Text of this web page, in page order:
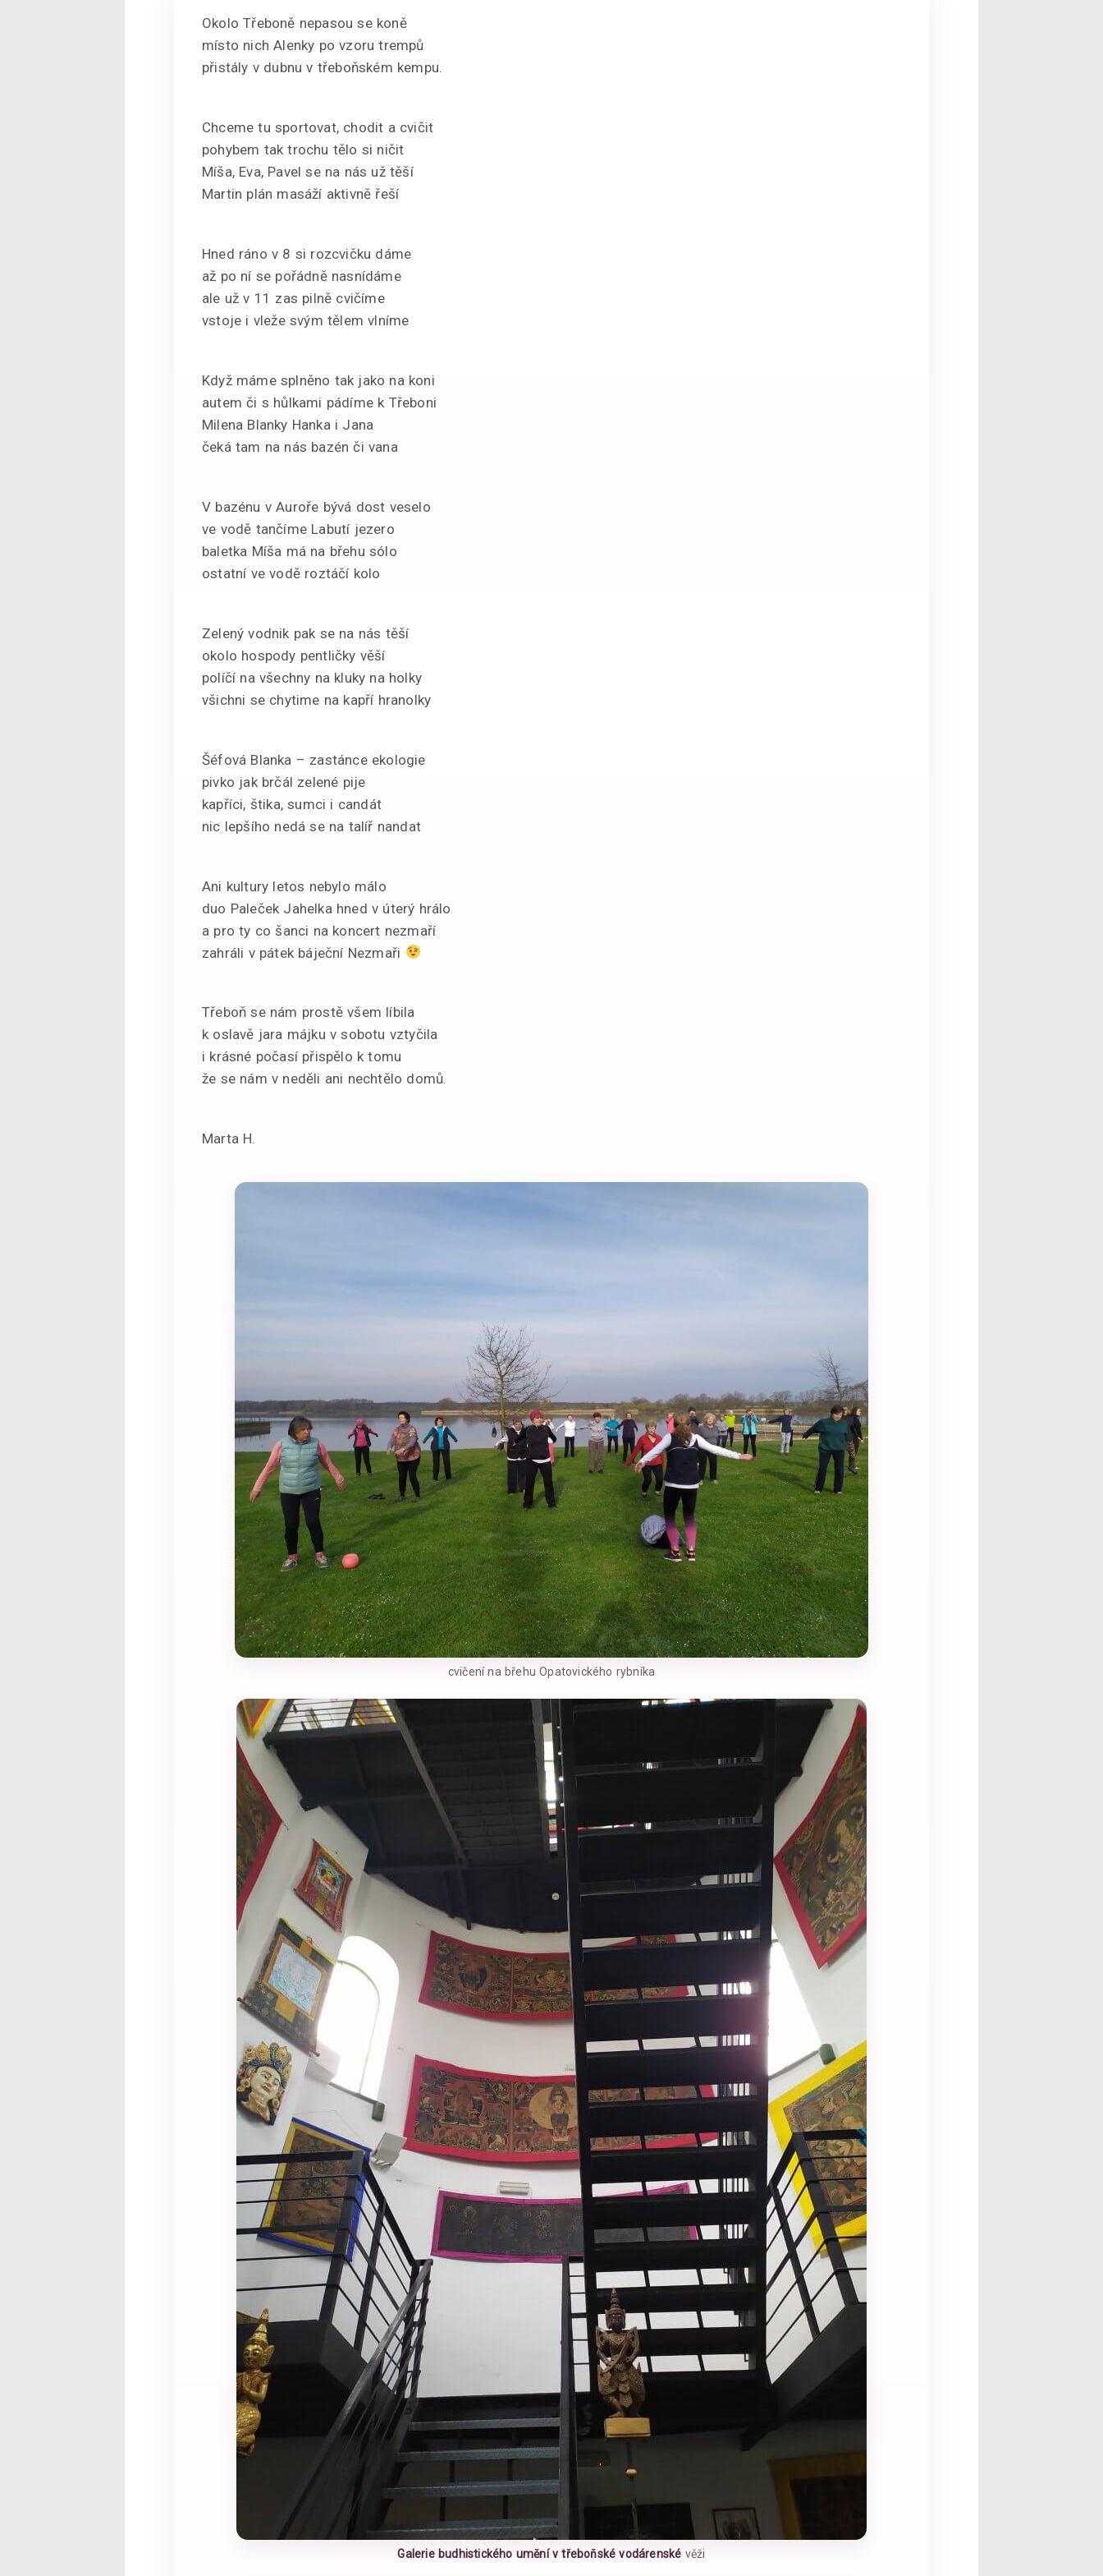
Okolo Třeboně nepasou se koně
místo nich Alenky po vzoru trempů
přistály v dubnu v třeboňském kempu.
Chceme tu sportovat, chodit a cvičit
pohybem tak trochu tělo si ničit
Míša, Eva, Pavel se na nás už těší
Martin plán masáží aktivně řeší
Hned ráno v 8 si rozcvičku dáme
až po ní se pořádně nasnídáme
ale už v 11 zas pilně cvičíme
vstoje i vleže svým tělem vlníme
Když máme splněno tak jako na koni
autem či s hůlkami pádíme k Třeboni
Milena Blanky Hanka i Jana
čeká tam na nás bazén či vana
V bazénu v Auroře bývá dost veselo
ve vodě tančíme Labutí jezero
baletka Míša má na břehu sólo
ostatní ve vodě roztáčí kolo
Zelený vodnik pak se na nás těší
okolo hospody pentličky věší
políčí na všechny na kluky na holky
všichni se chytime na kapří hranolky
Šéfová Blanka – zastánce ekologie
pivko jak brčál zelené pije
kapříci, štika, sumci i candát
nic lepšího nedá se na talíř nandat
Ani kultury letos nebylo málo
duo Paleček Jahelka hned v úterý hrálo
a pro ty co šanci na koncert nezmaří
zahráli v pátek báječní Nezmaři
Třeboň se nám prostě všem líbila
k oslavě jara májku v sobotu vztyčila
i krásné počasí přispělo k tomu
že se nám v neděli ani nechtělo domů.
Marta H.
cvičení na břehu Opatovického rybníka
Galerie budhistického umění v třeboňské vodárenské věži